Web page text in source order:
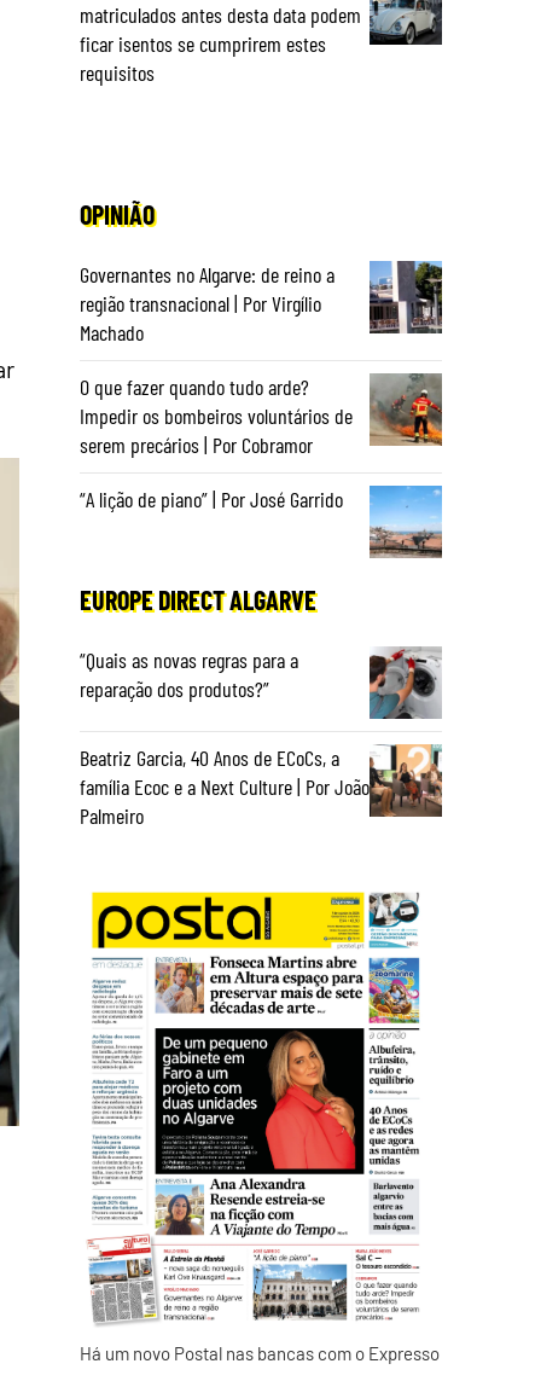
matriculados antes desta data podem
ficar isentos se cumprirem estes
requisitos
OPINIÃO
Governantes no Algarve: de reino a
região transnacional | Por Virgílio
Machado
O que fazer quando tudo arde?
Impedir os bombeiros voluntários de
serem precários | Por Cobramor
“A lição de piano” | Por José Garrido
EUROPE DIRECT ALGARVE
“Quais as novas regras para a
reparação dos produtos?”
Beatriz Garcia, 40 Anos de ECoCs, a
família Ecoc e a Next Culture | Por João
Palmeiro
Há um novo Postal nas bancas com o Expresso